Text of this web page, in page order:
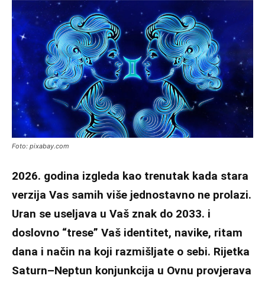
Foto: pixabay.com
2026. godina izgleda kao trenutak kada stara
verzija Vas samih više jednostavno ne prolazi.
Uran se useljava u Vaš znak do 2033. i
doslovno “trese” Vaš identitet, navike, ritam
dana i način na koji razmišljate o sebi. Rijetka
Saturn–Neptun konjunkcija u Ovnu provjerava